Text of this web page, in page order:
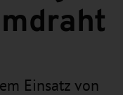
Einsatz von